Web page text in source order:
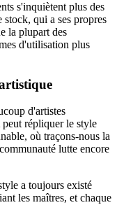
s'inquiètent plus des
qui a ses propres
la plupart des
d'utilisation plus
d'artistes
répliquer le style
où traçons-nous la
lutte encore
a toujours existé
les maîtres, et chaque